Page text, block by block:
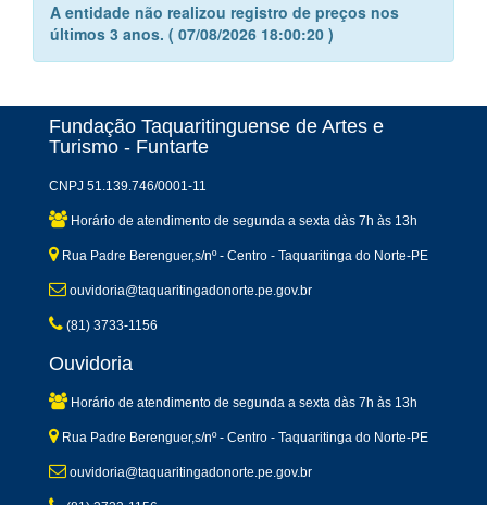
A entidade não realizou registro de preços nos
últimos 3 anos. ( 07/08/2026 18:00:20 )
Fundação Taquaritinguense de Artes e
Turismo - Funtarte
CNPJ 51.139.746/0001-11
Horário de atendimento de segunda a sexta dàs 7h às 13h
Rua Padre Berenguer,s/nº - Centro - Taquaritinga do Norte-PE
ouvidoria@taquaritingadonorte.pe.gov.br
(81) 3733-1156
Ouvidoria
Horário de atendimento de segunda a sexta dàs 7h às 13h
Rua Padre Berenguer,s/nº - Centro - Taquaritinga do Norte-PE
ouvidoria@taquaritingadonorte.pe.gov.br